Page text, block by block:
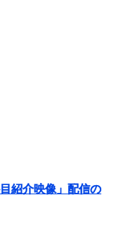
紹介映像」配信の